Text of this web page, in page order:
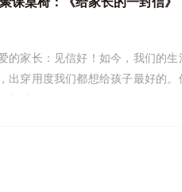
的家长：见信好！如今，我们的
出穿用度我们都想给孩子最好的
长时间使...